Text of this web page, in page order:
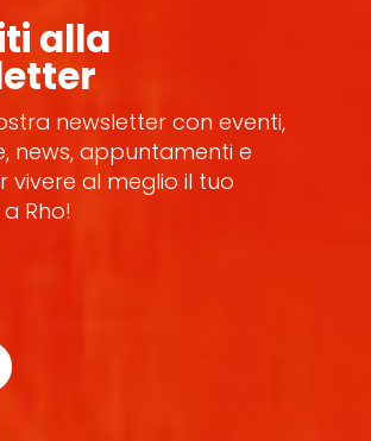
alla
newsletter con eventi,
news, appuntamenti e
vivere al meglio il tuo
Rho!